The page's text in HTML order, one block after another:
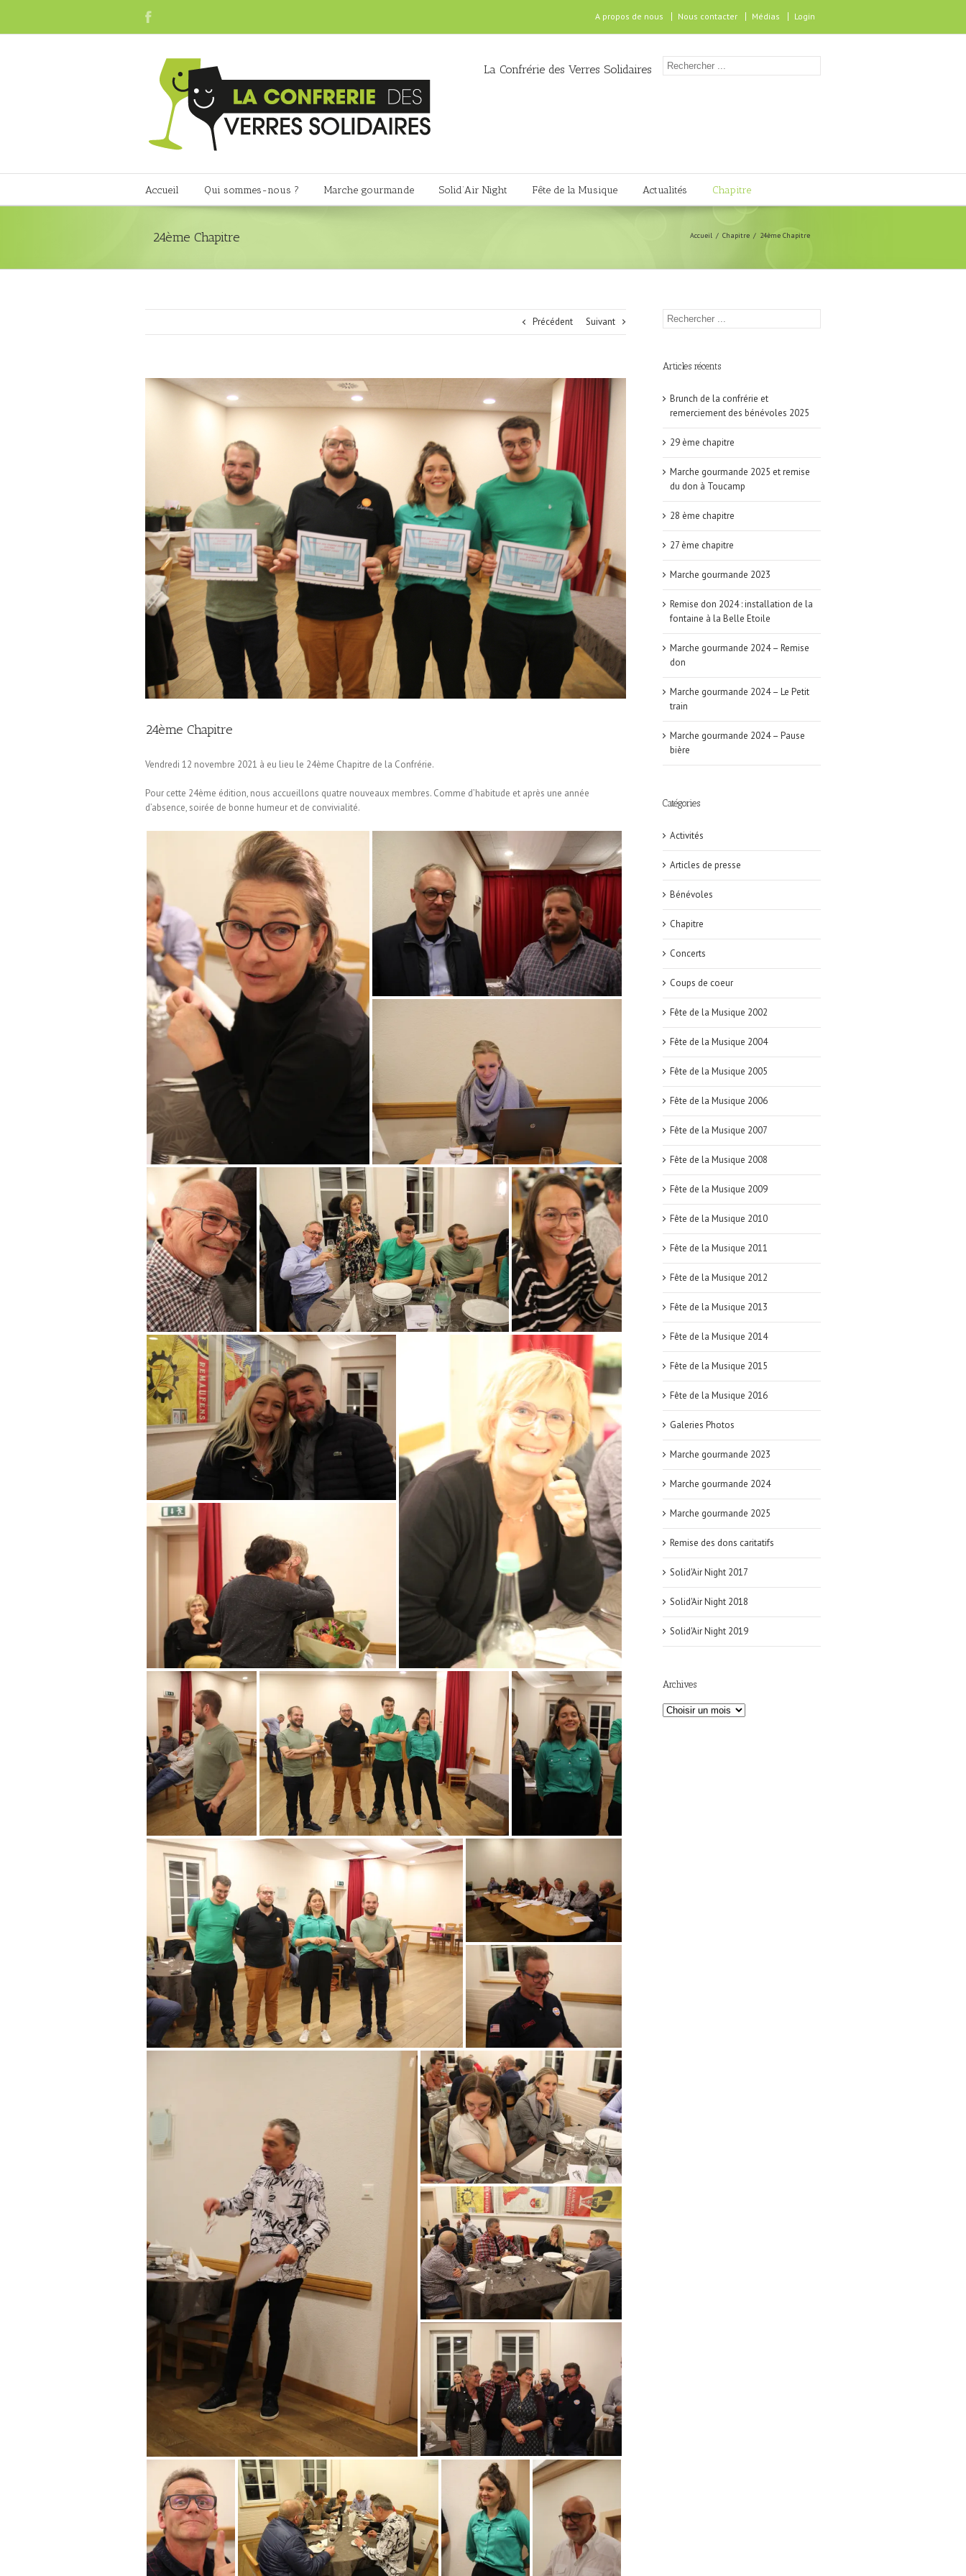
A propos de nous Nous contacter Médias Login
La Confrérie des Verres Solidaires
Accueil Qui sommes-nous ? Marche gourmande Solid’Air Night Fête de la Musique Actualités Chapitre
24ème Chapitre Accueil Chapitre 24ème Chapitre
Précédent Suivant
24ème Chapitre
Vendredi 12 novembre 2021 à eu lieu le 24ème Chapitre de la Confrérie.
Pour cette 24ème édition, nous accueillons quatre nouveaux membres. Comme d’habitude et après une année
d’absence, soirée de bonne humeur et de convivialité.
Articles récents
Brunch de la confrérie et
remerciement des bénévoles 2025
29 ème chapitre
Marche gourmande 2025 et remise
du don à Toucamp
28 ème chapitre
27 ème chapitre
Marche gourmande 2023
Remise don 2024 : installation de la
fontaine à la Belle Etoile
Marche gourmande 2024 – Remise
don
Marche gourmande 2024 – Le Petit
train
Marche gourmande 2024 – Pause
bière
Catégories
Activités
Articles de presse
Bénévoles
Chapitre
Concerts
Coups de coeur
Fête de la Musique 2002
Fête de la Musique 2004
Fête de la Musique 2005
Fête de la Musique 2006
Fête de la Musique 2007
Fête de la Musique 2008
Fête de la Musique 2009
Fête de la Musique 2010
Fête de la Musique 2011
Fête de la Musique 2012
Fête de la Musique 2013
Fête de la Musique 2014
Fête de la Musique 2015
Fête de la Musique 2016
Galeries Photos
Marche gourmande 2023
Marche gourmande 2024
Marche gourmande 2025
Remise des dons caritatifs
Solid'Air Night 2017
Solid'Air Night 2018
Solid'Air Night 2019
Archives